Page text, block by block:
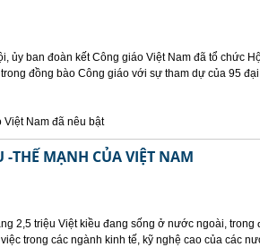
ủy ban đoàn kết Công giáo Việt Nam đã tổ chức
đồng bào Công giáo với sự tham dự của 95
Việt Nam đã nêu bật
-THẾ MẠNH CỦA VIỆT NAM
2,5 triệu Việt kiều đang sống ở nước ngoài,
trong các ngành kinh tế, kỹ nghệ cao của các